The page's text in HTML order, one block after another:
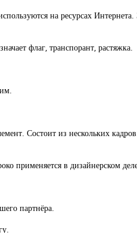
на ресурсах
флаг, транспорант, растяжка.
Состоит из нескольких
применяется в дизайнерском
партнёра.